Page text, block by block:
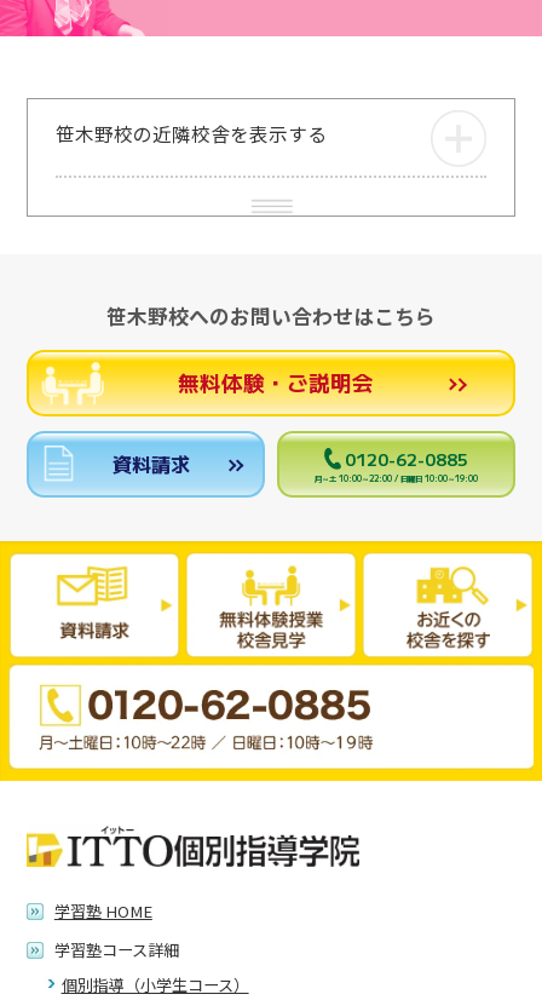
笹木野校の近隣校舎を表示する
笹木野校へのお問い合わせはこちら
無料体験・ご説明会
資料請求 0120-62-0885
月～土 10:00～22:00 / 日曜日 10:00～19:00
学習塾 HOME
学習塾コース詳細
個別指導（小学生コース）